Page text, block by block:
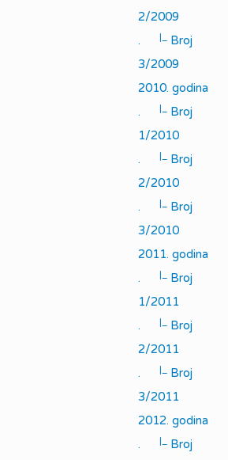
2/2009
.
|_ Broj
3/2009
2010. godina
.
|_ Broj
1/2010
.
|_ Broj
2/2010
.
|_ Broj
3/2010
2011. godina
.
|_ Broj
1/2011
.
|_ Broj
2/2011
.
|_ Broj
3/2011
2012. godina
.
|_ Broj